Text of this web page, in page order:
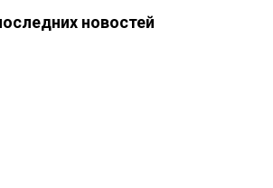
новостей